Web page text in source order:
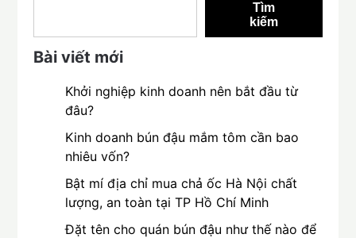
Tìm
kiếm
Bài viết mới
Khởi nghiệp kinh doanh nên bắt đầu từ
đâu?
Kinh doanh bún đậu mắm tôm cần bao
nhiêu vốn?
Bật mí địa chỉ mua chả ốc Hà Nội chất
lượng, an toàn tại TP Hồ Chí Minh
Đặt tên cho quán bún đậu như thế nào để